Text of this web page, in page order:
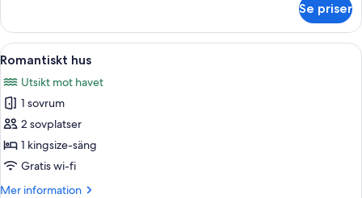
Se priser
Öppna
alla
foton
för
Romantiskt
hus
En säng med hoprullade
17
Romantiskt hus
Utsikt mot havet
1 sovrum
2 sovplatser
1 kingsize-säng
Gratis wi-fi
Mer information
Mer